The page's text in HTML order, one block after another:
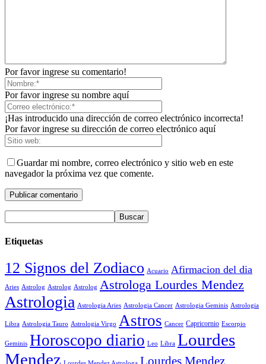
Por favor ingrese su comentario!
Por favor ingrese su nombre aquí
¡Has introducido una dirección de correo electrónico incorrecta!
Por favor ingrese su dirección de correo electrónico aquí
Guardar mi nombre, correo electrónico y sitio web en este
navegador la próxima vez que comente.
Etiquetas
12 Signos del Zodiaco Acuario Afirmacion del dia
Aries Astrolog Astrolog Astrolog Astrologa Lourdes Mendez
Astrologia Astrologia Aries Astrologia Cancer Astrologia Geminis Astrologia
Libra Astrologia Tauro Astrologia Virgo Astros Cancer Capricornio Escorpio
Geminis Horoscopo diario Leo Libra Lourdes
Mendez
Lourdes Mendez